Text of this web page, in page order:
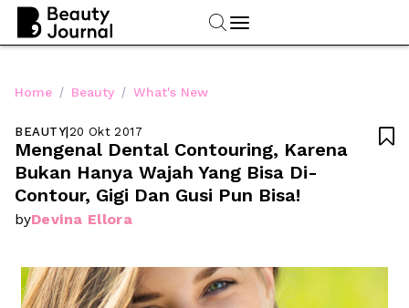
Home / Beauty / What's New
BEAUTY|20 Okt 2017
Mengenal Dental Contouring, Karena
Bukan Hanya Wajah Yang Bisa Di-
Contour, Gigi Dan Gusi Pun Bisa!
byDevina Ellora
